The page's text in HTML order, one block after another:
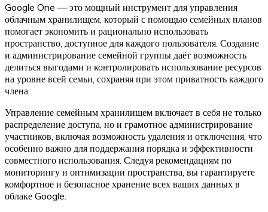
Google One — это мощный инструмент для управления
облачным хранилищем, который с помощью семейных планов
помогает экономить и рационально использовать
пространство, доступное для каждого пользователя. Создание
и администрирование семейной группы даёт возможность
делиться выгодами и контролировать использование ресурсов
на уровне всей семьи, сохраняя при этом приватность каждого
члена.
Управление семейным хранилищем включает в себя не только
распределение доступа, но и грамотное администрирование
участников, включая возможность удаления и отключения, что
особенно важно для поддержания порядка и эффективности
совместного использования. Следуя рекомендациям по
мониторингу и оптимизации пространства, вы гарантируете
комфортное и безопасное хранение всех ваших данных в
облаке Google.